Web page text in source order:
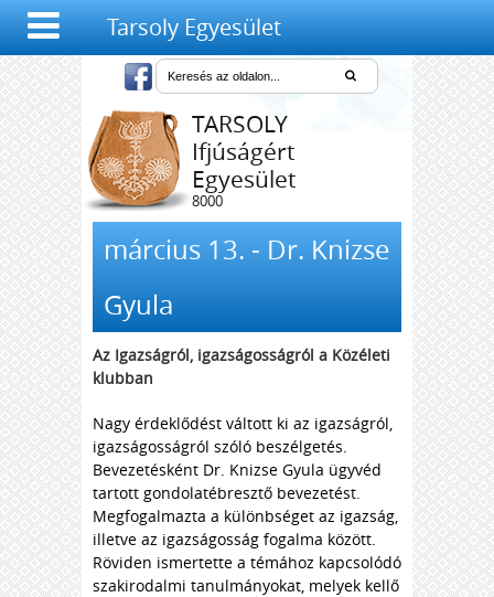
Tarsoly Egyesület
TARSOLY
Ifjúságért
Egyesület
8000
Székesfehérvár,
március 13. - Dr. Knizse
Gyula
Az Igazságról, igazságosságról a Közéleti
klubban
Nagy érdeklődést váltott ki az igazságról,
igazságosságról szóló beszélgetés.
Bevezetésként Dr. Knizse Gyula ügyvéd
tartott gondolatébresztő bevezetést.
Megfogalmazta a különbséget az igazság,
illetve az igazságosság fogalma között.
Röviden ismertette a témához kapcsolódó
szakirodalmi tanulmányokat, melyek kellő